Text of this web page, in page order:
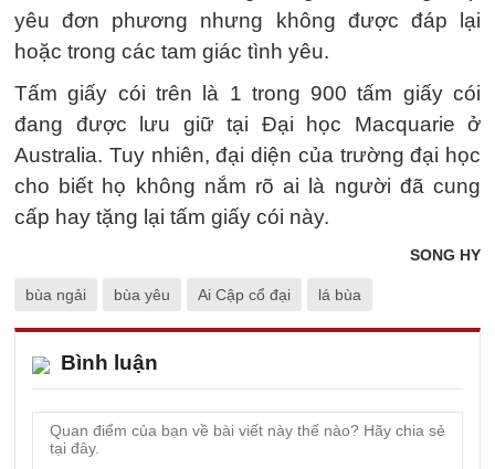
yêu đơn phương nhưng không được đáp lại
hoặc trong các tam giác tình yêu.
Tấm giấy cói trên là 1 trong 900 tấm giấy cói
đang được lưu giữ tại Đại học Macquarie ở
Australia. Tuy nhiên, đại diện của trường đại học
cho biết họ không nắm rõ ai là người đã cung
cấp hay tặng lại tấm giấy cói này.
SONG HY
bùa ngải bùa yêu Ai Cập cổ đại lá bùa
Bình luận